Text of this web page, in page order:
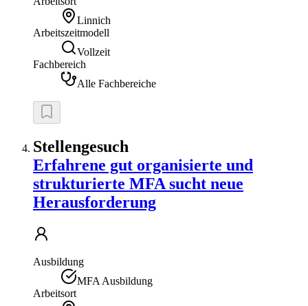
Linnich
Arbeitszeitmodell
Vollzeit
Fachbereich
Alle Fachbereiche
Stellengesuch
Erfahrene gut organisierte und
strukturierte MFA sucht neue
Herausforderung
Ausbildung
MFA Ausbildung
Arbeitsort